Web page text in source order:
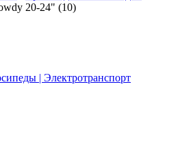
20-24" (10)
| Электротранспорт